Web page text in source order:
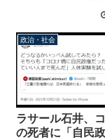
びかけ「写真だ
コラって・・・
政治・社会
ラサール石井、
の死者に「自民